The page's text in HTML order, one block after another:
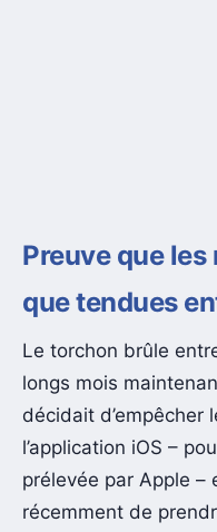
Preuve que
que tendues
Le torchon brûle
longs mois
décidait d’empêcher
l’application iOS –
prélevée par Apple –
récemment de